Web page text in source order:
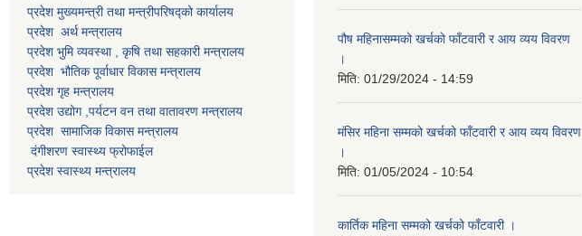
प्रदेश मुख्यमन्त्री तथा मन्त्रीपरिषद्को कार्यालय
प्रदेश अर्थ मन्त्रालय
प्रदेश भुमि व्यवस्था , कृषि तथा सहकारी मन्त्रालय
प्रदेश भौतिक पूर्वाधार विकास मन्त्रालय
प्रदेश गृह मन्त्रालय
प्रदेश उद्योग ,पर्यटन वन तथा वातावरण मन्त्रालय
प्रदेश सामाजिक विकास मन्त्रालय
दंगीशरण स्वास्थ्य फ्रोफाईल
प्रदेश स्वास्थ्य मन्त्रालय
पौष महिनासम्मको खर्चको फाँटवारी र आय व्यय विवरण
।
मिति: 01/29/2024 - 14:59
मंसिर महिना सम्मको खर्चको फाँटवारी र आय व्यय विवरण
।
मिति: 01/05/2024 - 10:54
कार्तिक महिना सम्मको खर्चको फाँटवारी ।